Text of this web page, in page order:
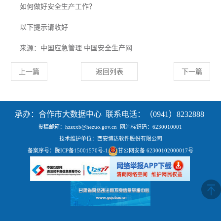
如何做好安全生产工作？
以下提示请收好
来源：中国应急管理 中国安全生产网
上一篇 返回列表 下一篇
承办：合作市大数据中心 联系电话：（0941）8232888
投稿邮箱：hzsxxb@hezuo.gov.cn
网站标识码：6230010001
技术维护单位：西安博达软件股份有限公司
备案序号：
陇ICP备15001570号-1 甘公网安备 62300102000017号